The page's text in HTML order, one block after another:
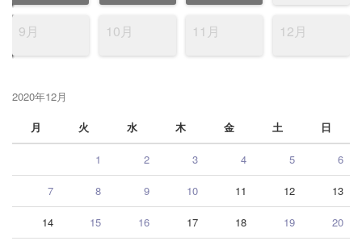
9月 10月 11月 12月
2020年12月
月
火 水 木 金 土 日
1 2 3 4 5 6
7 8 9 10 11 12 13
14 15 16 17 18 19 20